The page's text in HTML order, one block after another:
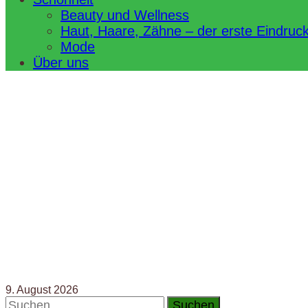
Beauty und Wellness
Haut, Haare, Zähne – der erste
Mode
Über uns
9. August 2026
Suchen